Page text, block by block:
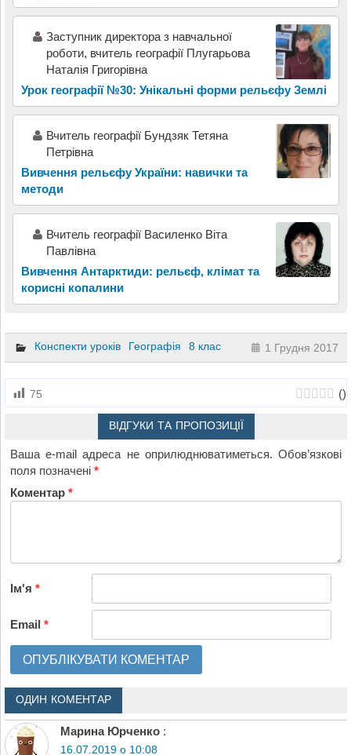
Заступник директора з навчальної
роботи, вчитель географії Плугарьова
Наталія Григорівна
Урок географії №30: Унікальні форми рельєфу Землі
Вчитель географії Бундзяк Тетяна
Петрівна
Вивчення рельєфу України: навички та
методи
Вчитель географії Василенко Віта
Павлівна
Вивчення Антарктиди: рельєф, клімат та
корисні копалини
Конспекти уроків Географія 8 клас 1 Грудня 2017
75 ()
ВІДГУКИ ТА ПРОПОЗИЦІЇ
Ваша e-mail адреса не оприлюднюватиметься. Обов’язкові
поля позначені*
Коментар*
Ім'я*
Email*
ОДИН КОМЕНТАР
Марина Юрченко :
16.07.2019 о 10:08